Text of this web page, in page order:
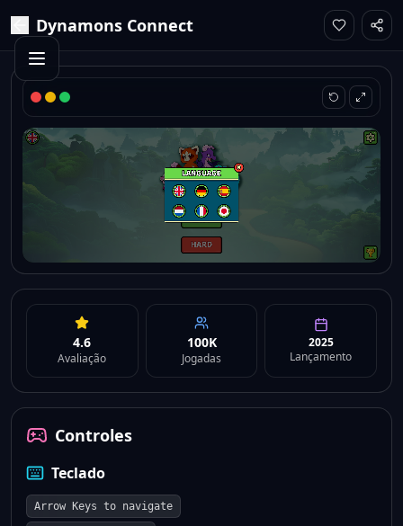
Dynamons Connect
4.6
Avaliação
100K
Jogadas
2025
Lançamento
Controles
Teclado
Arrow Keys to navigate